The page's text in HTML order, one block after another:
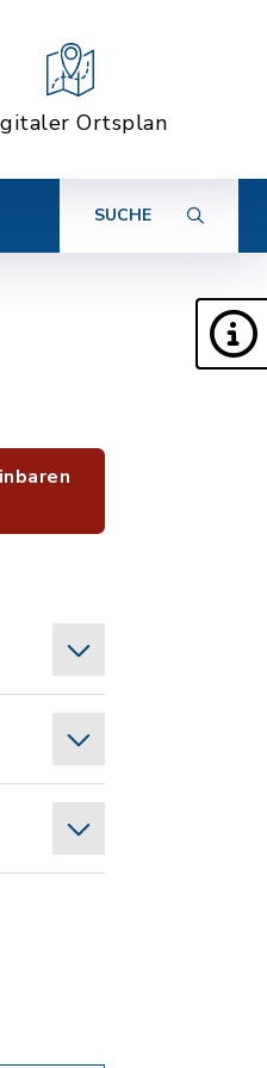
Ortsplan
SUCHE